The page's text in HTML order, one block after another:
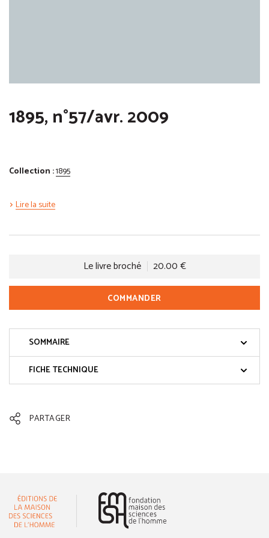
1895, n°57/avr. 2009
Collection :1895
Lire la suite
Le livre broché 20.00 €
COMMANDER
SOMMAIRE
FICHE TECHNIQUE
PARTAGER